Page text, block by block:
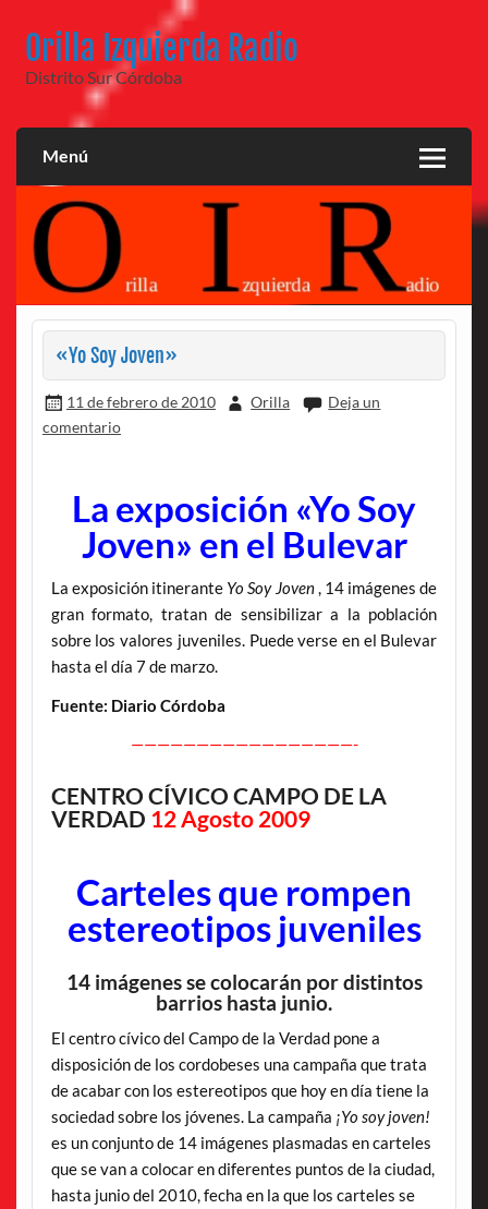
contenido
Orilla Izquierda Radio
Distrito Sur Córdoba
Menú
«Yo Soy Joven»
11 de febrero de 2010 Orilla
Deja un
comentario
La exposición «Yo Soy
Joven» en el Bulevar
La exposición itinerante Yo Soy Joven, 14 imágenes de
gran formato, tratan de sensibilizar a la población
sobre los valores juveniles. Puede verse en el Bulevar
hasta el día 7 de marzo.
Fuente: Diario Córdoba
—————————————————-
CENTRO CÍVICO CAMPO DE LA
VERDAD 12 Agosto 2009
Carteles que rompen
estereotipos juveniles
14 imágenes se colocarán por distintos
barrios hasta junio.
El centro cívico del Campo de la Verdad pone a
disposición de los cordobeses una campaña que trata
de acabar con los estereotipos que hoy en día tiene la
sociedad sobre los jóvenes. La campaña ¡Yo soy joven!
es un conjunto de 14 imágenes plasmadas en carteles
que se van a colocar en diferentes puntos de la ciudad,
hasta junio del 2010, fecha en la que los carteles se